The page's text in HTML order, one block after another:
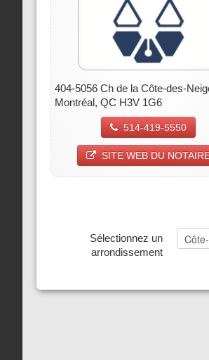
404-5056 Ch de la Côte-des-
Montréal, QC H3V 1G6
514-419-5550
SITE WEB DU
Sélectionnez un
arrondissement